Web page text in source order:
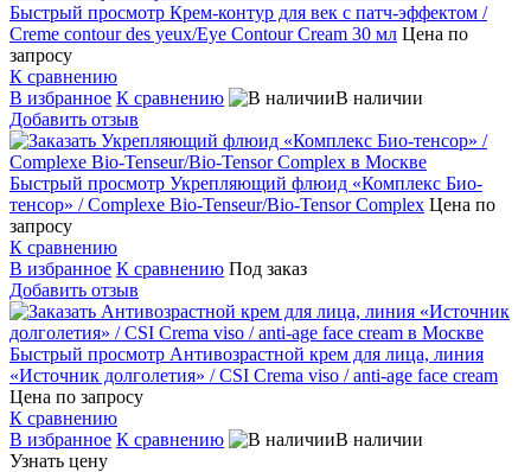
Быстрый просмотр Крем-контур для век с патч-эффектом /
Creme contour des yeux/Eye Contour Cream 30 мл Цена по
запросу
К сравнению
В избранное К сравнению
В наличии
Добавить отзыв
Быстрый просмотр Укрепляющий флюид «Комплекс Био-
тенсор» / Complexe Bio-Tenseur/Bio-Tensor Complex Цена по
запросу
К сравнению
В избранное К сравнению Под заказ
Добавить отзыв
Быстрый просмотр Антивозрастной крем для лица, линия
«Источник долголетия» / CSI Crema viso / anti-age face cream
Цена по запросу
К сравнению
В избранное К сравнению
В наличии
Узнать цену